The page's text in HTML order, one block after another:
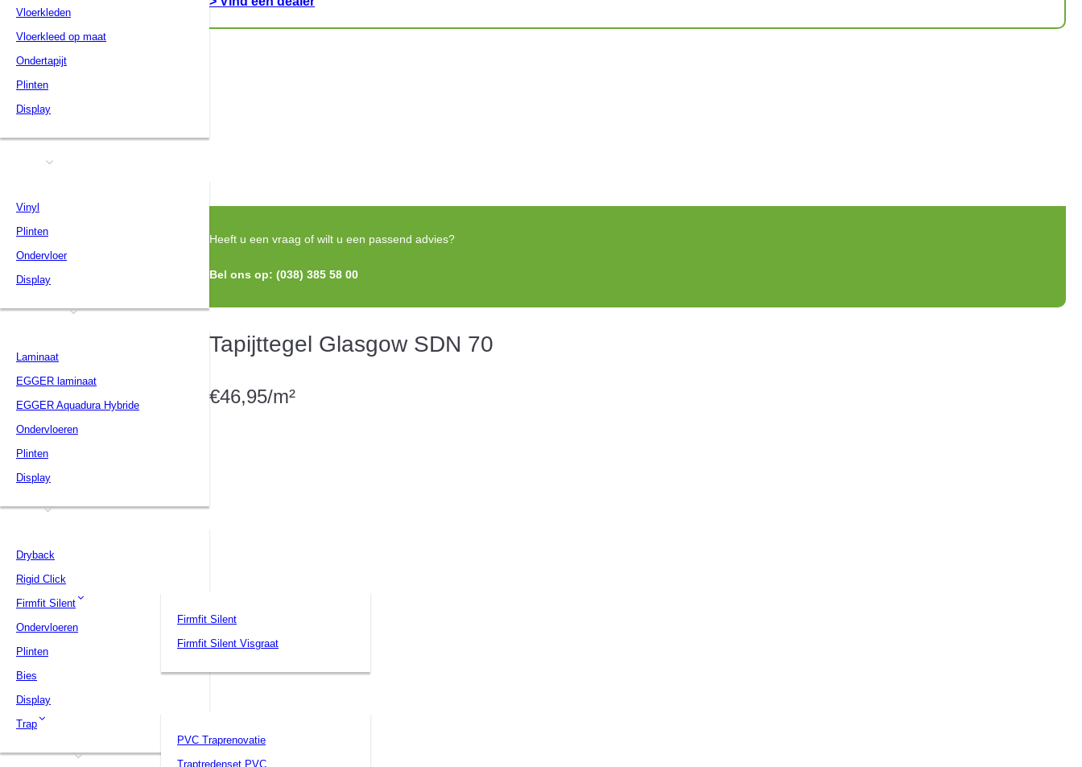
Vloerkleden
Vloerkleed op maat
Ondertapijt
Plinten
Display
Vinyl
Plinten
Ondervloer
Display
Laminaat
EGGER laminaat
EGGER Aquadura Hybride
Ondervloeren
Plinten
Display
Dryback
Rigid Click
Firmfit Silent
Firmfit Silent
Firmfit Silent Visgraat
Ondervloeren
Plinten
Bies
Display
Trap
PVC Traprenovatie
Traptredenset PVC
Heeft u een vraag of wilt u een passend advies?
Bel ons op: (038) 385 58 00
Tapijttegel Glasgow SDN 70
€46,95/m²